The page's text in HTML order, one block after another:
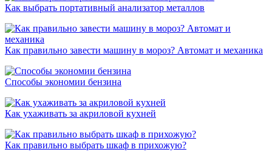
Как выбрать портативный анализатор металлов
Как правильно завести машину в мороз? Автомат и механика
Способы экономии бензина
Как ухаживать за акриловой кухней
Как правильно выбрать шкаф в прихожую?